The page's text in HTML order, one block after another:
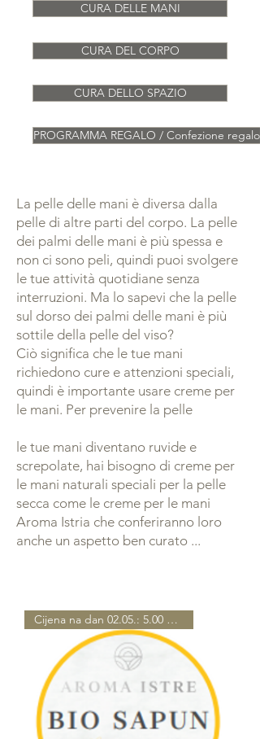
CURA DELLE MANI
CURA DEL CORPO
CURA DELLO SPAZIO
PROGRAMMA REGALO / Confezione regalo
La pelle delle mani è diversa dalla
pelle di altre parti del corpo. La pelle
dei palmi delle mani è più spessa e
non ci sono peli, quindi puoi svolgere
le tue attività quotidiane senza
interruzioni. Ma lo sapevi che la pelle
sul dorso dei palmi delle mani è più
sottile della pelle del viso?
Ciò significa che le tue mani
richiedono cure e attenzioni speciali,
quindi è importante usare creme per
le mani. Per prevenire la pelle
le tue mani diventano ruvide e
screpolate, hai bisogno di creme per
le mani naturali speciali per la pelle
secca come le creme per le mani
Aroma Istria che conferiranno loro
anche un aspetto ben curato ...
Cijena na dan 02.05.: 5.00 EUR